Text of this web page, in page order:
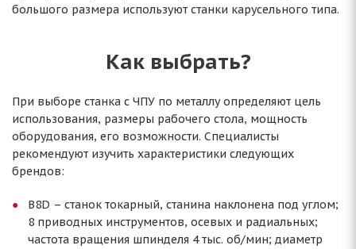
большого размера используют станки карусельного типа.
Как выбрать?
При выборе станка с ЧПУ по металлу определяют цель
использования, размеры рабочего стола, мощность
оборудования, его возможности. Специалисты
рекомендуют изучить характеристики следующих
брендов:
B8D – станок токарный, станина наклонена под углом;
8 приводных инструментов, осевых и радиальных;
частота вращения шпинделя 4 тыс. об/мин; диаметр